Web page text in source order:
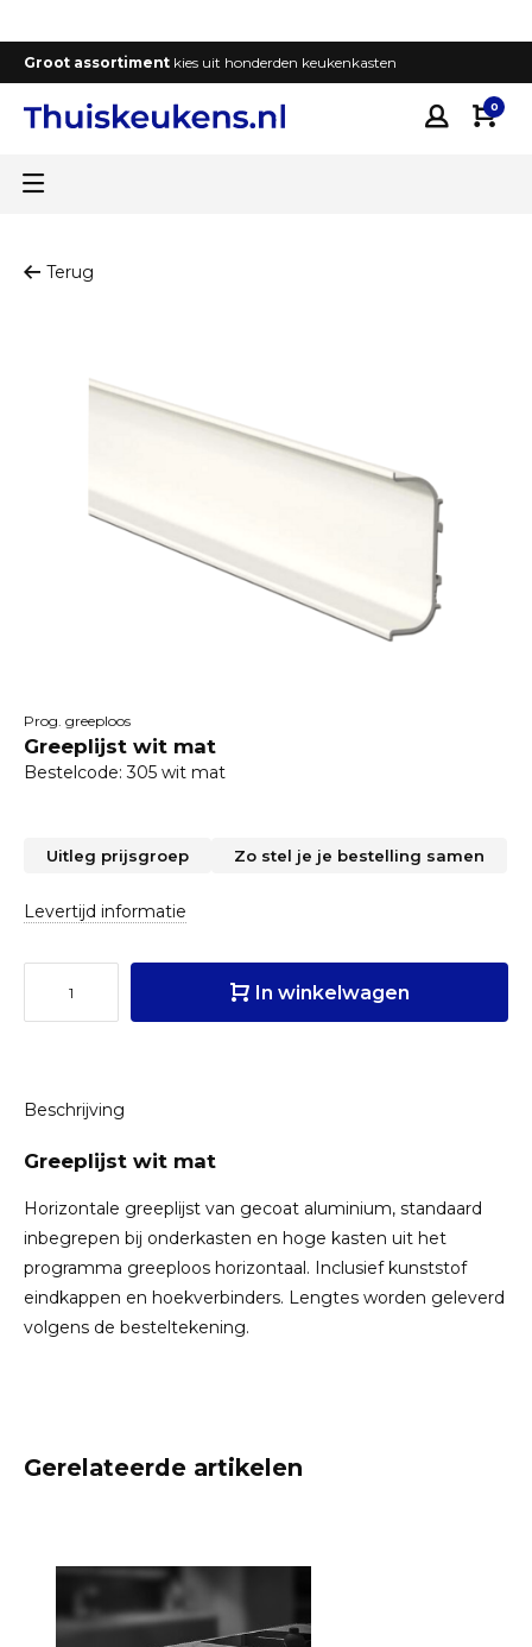
Groot assortiment kies uit honderden keukenkasten
0
Terug
Prog. greeploos
Greeplijst wit mat
Bestelcode: 305 wit mat
Uitleg prijsgroep Zo stel je je bestelling samen
Levertijd informatie
In winkelwagen
Beschrijving
Greeplijst wit mat
Horizontale greeplijst van gecoat aluminium, standaard
inbegrepen bij onderkasten en hoge kasten uit het
programma greeploos horizontaal. Inclusief kunststof
eindkappen en hoekverbinders. Lengtes worden geleverd
volgens de besteltekening.
Gerelateerde artikelen